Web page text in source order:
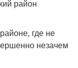
район
где не
незачем